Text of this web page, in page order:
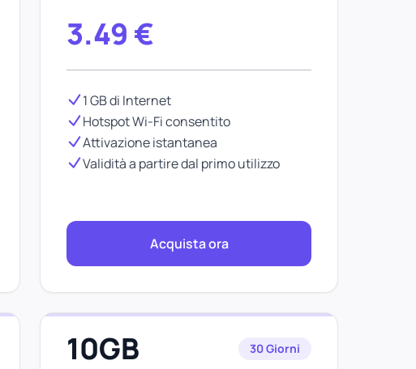
3.49 €
1 GB di Internet
Hotspot Wi-Fi consentito
Attivazione istantanea
Validità a partire dal primo utilizzo
Acquista ora
10GB 30 Giorni